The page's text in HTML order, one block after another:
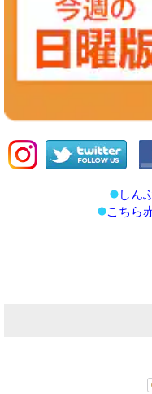
しん
こちら